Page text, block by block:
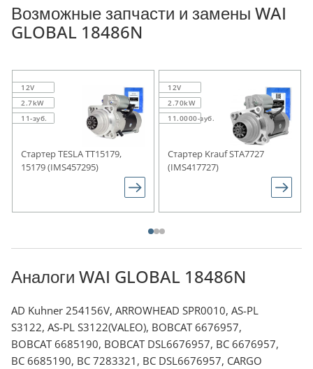
Возможные запчасти и замены WAI
GLOBAL 18486N
12V
2.7kW
11-зуб.
Стартер TESLA TT15179,
15179 (IMS457295)
12V
2.70kW
11.0000-зуб.
Стартер Krauf STA7727
(IMS417727)
Аналоги WAI GLOBAL 18486N
AD Kuhner 254156V, ARROWHEAD SPR0010, AS-PL
S3122, AS-PL S3122(VALEO), BOBCAT 6676957,
BOBCAT 6685190, BOBCAT DSL6676957, BС 6676957,
BС 6685190, BС 7283321, BС DSL6676957, CARGO